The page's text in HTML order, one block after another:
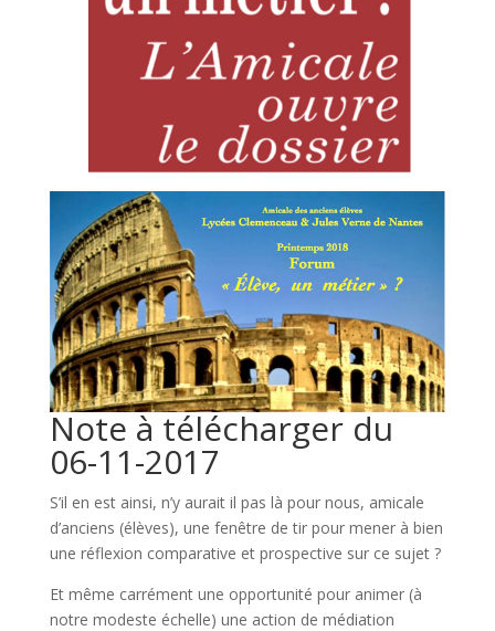
Note à télécharger du
06-11-2017
S’il en est ainsi, n’y aurait il pas là pour nous, amicale
d’anciens (élèves), une fenêtre de tir pour mener à bien
une réflexion comparative et prospective sur ce sujet ?
Et même carrément une opportunité pour animer (à
notre modeste échelle) une action de médiation